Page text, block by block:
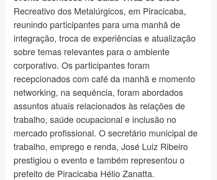
Recreativo dos Metalúrgicos, em Piracicaba,
reunindo participantes para uma manhã de
integração, troca de experiências e atualização
sobre temas relevantes para o ambiente
corporativo. Os participantes foram
recepcionados com café da manhã e momento
networking, na sequência, foram abordados
assuntos atuais relacionados às relações de
trabalho, saúde ocupacional e inclusão no
mercado profissional. O secretário municipal de
trabalho, emprego e renda, José Luiz Ribeiro
prestigiou o evento e também representou o
prefeito de Piracicaba Hélio Zanatta.